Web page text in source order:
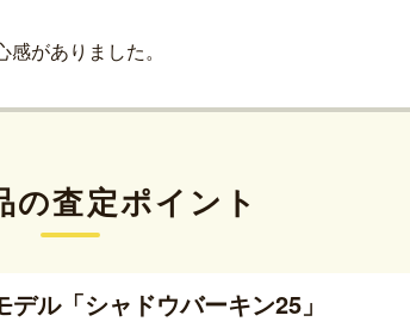
がありました。
の査定ポイント
ル「シャドウバーキン25」